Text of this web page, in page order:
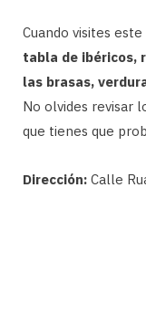
Cuando visites
tabla de ibéricos,
las brasas,
No olvides revisar
que tienes que
Dirección: Calle